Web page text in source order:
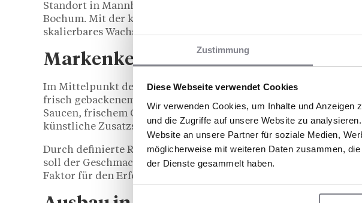
Zustimmung
Diese Webseite verwendet Cookies
Wir verwenden Cookies, um Inhalte und Anzeigen
und die Zugriffe auf unsere Website zu
Website an unsere Partner für soziale Medien,
möglicherweise mit weiteren Daten zusammen,
der Dienste gesammelt haben.
Standort in Mannheim, mittlerweile gibt es Filialen in
Bochum. Mit der konsequenten Ausrichtung auf ein Franchise-
skalierbares Wachstum in Städten ab 100.000 Einwohnern.
Markenkern: Qualität und
Im Mittelpunkt des Konzepts steht der namensgebende „Katik“
frisch gebackenem Steinofenbrot mit gegrilltem Hähnchen oder
Saucen, frischem Gemüse und Pommes. Die Zubereitung
künstliche Zusatzstoffe.
Durch definierte Rezepturen, standardisierte
soll der Geschmack über alle Standorte hinweg reproduzierbar
Faktor für den Erfolg als Franchise-Unternehmen.